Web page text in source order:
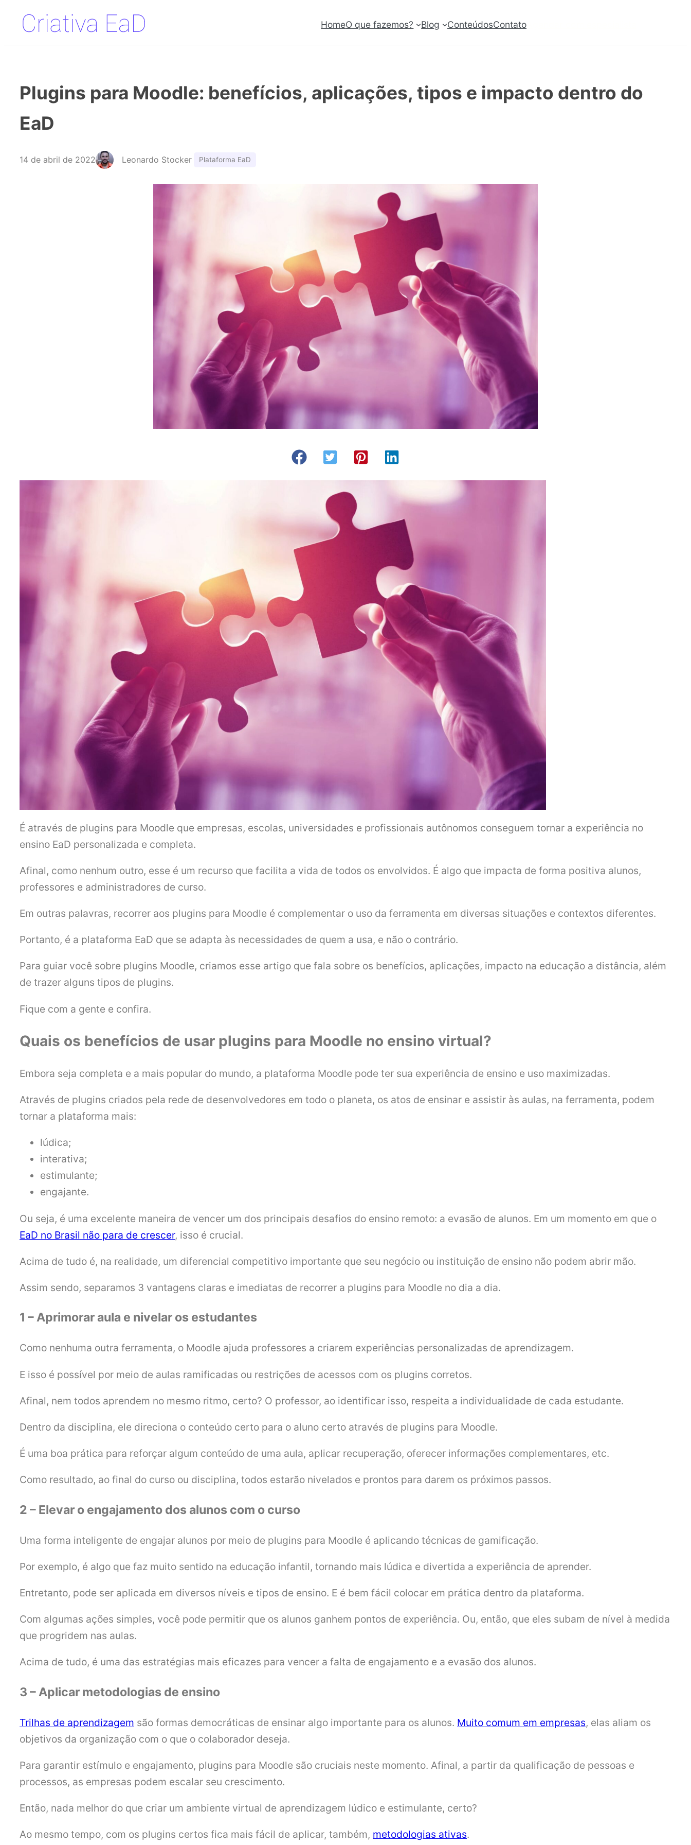
Pular
para
HomeO que fazemos? Blog ConteúdosContato
Plugins para Moodle: benefícios, aplicações, tipos e impacto dentro do
EaD
14 de abril de 2022 Leonardo Stocker Plataforma EaD
É através de plugins para Moodle que empresas, escolas, universidades e profissionais autônomos conseguem tornar a experiência no
ensino EaD personalizada e completa.
Afinal, como nenhum outro, esse é um recurso que facilita a vida de todos os envolvidos. É algo que impacta de forma positiva alunos,
professores e administradores de curso.
Em outras palavras, recorrer aos plugins para Moodle é complementar o uso da ferramenta em diversas situações e contextos diferentes.
Portanto, é a plataforma EaD que se adapta às necessidades de quem a usa, e não o contrário.
Para guiar você sobre plugins Moodle, criamos esse artigo que fala sobre os benefícios, aplicações, impacto na educação a distância, além
de trazer alguns tipos de plugins.
Fique com a gente e confira.
Quais os benefícios de usar plugins para Moodle no ensino virtual?
Embora seja completa e a mais popular do mundo, a plataforma Moodle pode ter sua experiência de ensino e uso maximizadas.
Através de plugins criados pela rede de desenvolvedores em todo o planeta, os atos de ensinar e assistir às aulas, na ferramenta, podem
tornar a plataforma mais:
lúdica;
interativa;
estimulante;
engajante.
Ou seja, é uma excelente maneira de vencer um dos principais desafios do ensino remoto: a evasão de alunos. Em um momento em que o
EaD no Brasil não para de crescer, isso é crucial.
Acima de tudo é, na realidade, um diferencial competitivo importante que seu negócio ou instituição de ensino não podem abrir mão.
Assim sendo, separamos 3 vantagens claras e imediatas de recorrer a plugins para Moodle no dia a dia.
1 – Aprimorar aula e nivelar os estudantes
Como nenhuma outra ferramenta, o Moodle ajuda professores a criarem experiências personalizadas de aprendizagem.
E isso é possível por meio de aulas ramificadas ou restrições de acessos com os plugins corretos.
Afinal, nem todos aprendem no mesmo ritmo, certo? O professor, ao identificar isso, respeita a individualidade de cada estudante.
Dentro da disciplina, ele direciona o conteúdo certo para o aluno certo através de plugins para Moodle.
É uma boa prática para reforçar algum conteúdo de uma aula, aplicar recuperação, oferecer informações complementares, etc.
Como resultado, ao final do curso ou disciplina, todos estarão nivelados e prontos para darem os próximos passos.
2 – Elevar o engajamento dos alunos com o curso
Uma forma inteligente de engajar alunos por meio de plugins para Moodle é aplicando técnicas de gamificação.
Por exemplo, é algo que faz muito sentido na educação infantil, tornando mais lúdica e divertida a experiência de aprender.
Entretanto, pode ser aplicada em diversos níveis e tipos de ensino. E é bem fácil colocar em prática dentro da plataforma.
Com algumas ações simples, você pode permitir que os alunos ganhem pontos de experiência. Ou, então, que eles subam de nível à medida
que progridem nas aulas.
Acima de tudo, é uma das estratégias mais eficazes para vencer a falta de engajamento e a evasão dos alunos.
3 – Aplicar metodologias de ensino
Trilhas de aprendizagem são formas democráticas de ensinar algo importante para os alunos. Muito comum em empresas, elas aliam os
objetivos da organização com o que o colaborador deseja.
Para garantir estímulo e engajamento, plugins para Moodle são cruciais neste momento. Afinal, a partir da qualificação de pessoas e
processos, as empresas podem escalar seu crescimento.
Então, nada melhor do que criar um ambiente virtual de aprendizagem lúdico e estimulante, certo?
Ao mesmo tempo, com os plugins certos fica mais fácil de aplicar, também, metodologias ativas.